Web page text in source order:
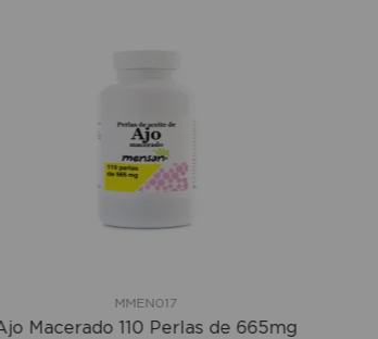
MMEN017
Macerado 110 Perlas de 665mg